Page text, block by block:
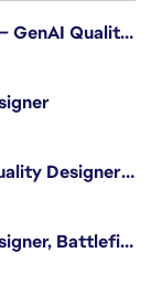
Software Engineer II – GenAI Quality Engineering
EA Sports FC QV - Quality Designer (Companion App)
Associate Quality Designer, Battlefield QV